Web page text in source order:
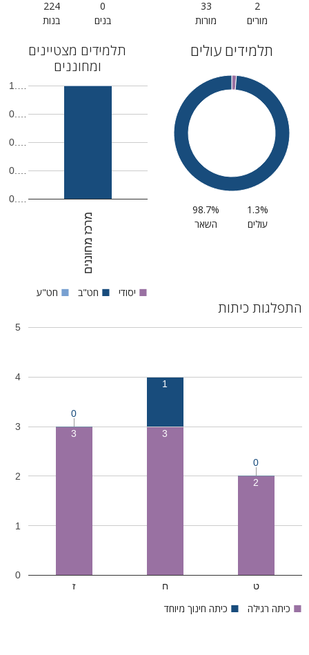
2
מורים
33
מורות
0
בנים
224
בנות
תלמידים עולים
1.3%
עולים
98.7%
השאר
תלמידים מצטיינים
ומחוננים
מרכז מחוננים
0.…
0.…
0.…
0.…
1.…
■ יסודי ■ חט"ב ■ חט"ע
התפלגות כיתות
ז ח ט
0
1
2
3
4
5
3 3
2
0
1
0
■ כיתה רגילה ■ כיתה חינוך מיוחד